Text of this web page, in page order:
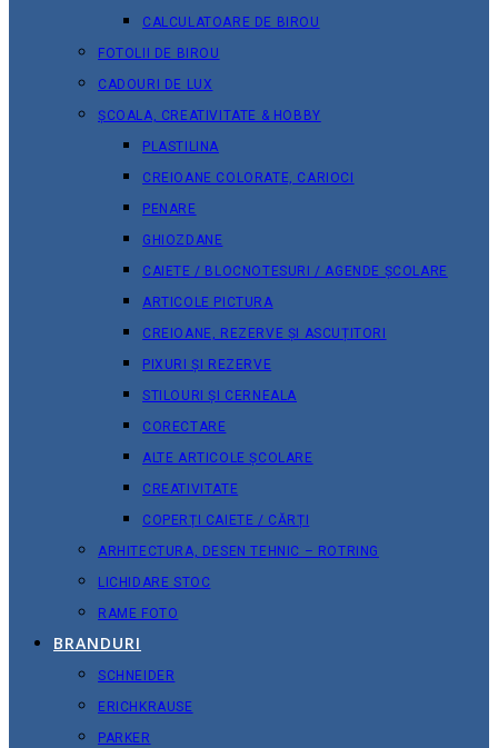
CALCULATOARE DE BIROU
FOTOLII DE BIROU
CADOURI DE LUX
ȘCOALA, CREATIVITATE & HOBBY
PLASTILINA
CREIOANE COLORATE, CARIOCI
PENARE
GHIOZDANE
CAIETE / BLOCNOTESURI / AGENDE ȘCOLARE
ARTICOLE PICTURA
CREIOANE, REZERVE ȘI ASCUȚITORI
PIXURI ȘI REZERVE
STILOURI ȘI CERNEALA
CORECTARE
ALTE ARTICOLE ȘCOLARE
CREATIVITATE
COPERȚI CAIETE / CĂRȚI
ARHITECTURA, DESEN TEHNIC – ROTRING
LICHIDARE STOC
RAME FOTO
BRANDURI
SCHNEIDER
ERICHKRAUSE
PARKER